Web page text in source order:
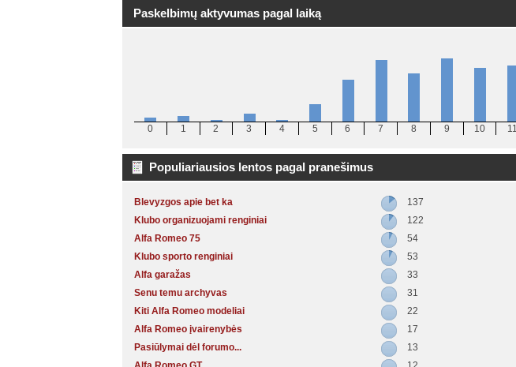
Paskelbimų aktyvumas pagal laiką
0 1 2 3 4 5 6 7 8 9 10 11
Populiariausios lentos pagal pranešimus
Blevyzgos apie bet ka
137
Klubo organizuojami renginiai
122
Alfa Romeo 75
54
Klubo sporto renginiai
53
Alfa garažas
33
Senu temu archyvas
31
Kiti Alfa Romeo modeliai
22
Alfa Romeo įvairenybės
17
Pasiūlymai dėl forumo...
13